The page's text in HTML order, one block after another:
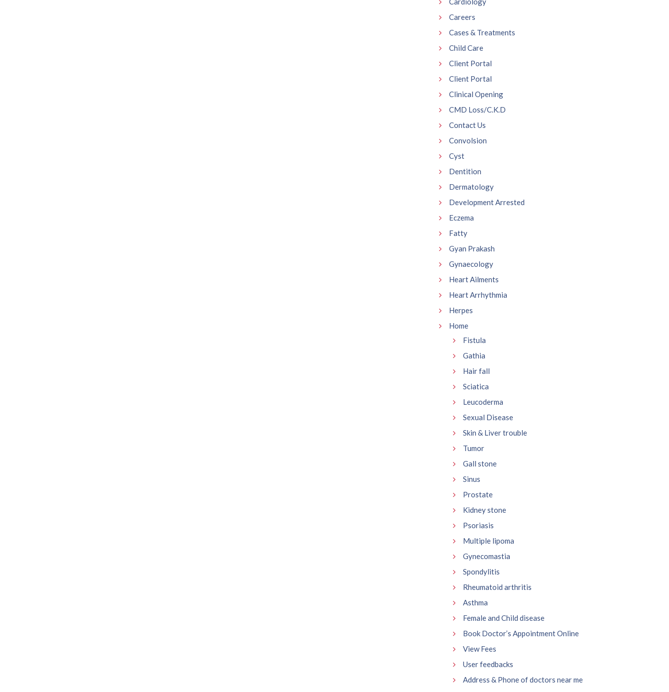
Careers
Cases & Treatments
Child Care
Client Portal
Client Portal
Clinical Opening
CMD Loss/C.K.D
Contact Us
Convolsion
Cyst
Dentition
Dermatology
Development Arrested
Eczema
Fatty
Gyan Prakash
Gynaecology
Heart Ailments
Heart Arrhythmia
Herpes
Home
Fistula
Gathia
Hair fall
Sciatica
Leucoderma
Sexual Disease
Skin & Liver trouble
Tumor
Gall stone
Sinus
Prostate
Kidney stone
Psoriasis
Multiple lipoma
Gynecomastia
Spondylitis
Rheumatoid arthritis
Asthma
Female and Child disease
Book Doctor’s Appointment Online
View Fees
User feedbacks
Address & Phone of doctors near me